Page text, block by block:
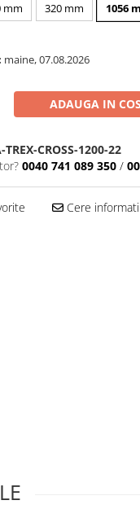
mm 320 mm 1056
maine, 07.08.2026
ADAUGA IN COS
TREX-CROSS-1200-22
0040 741 089 350 /
Cere informatii